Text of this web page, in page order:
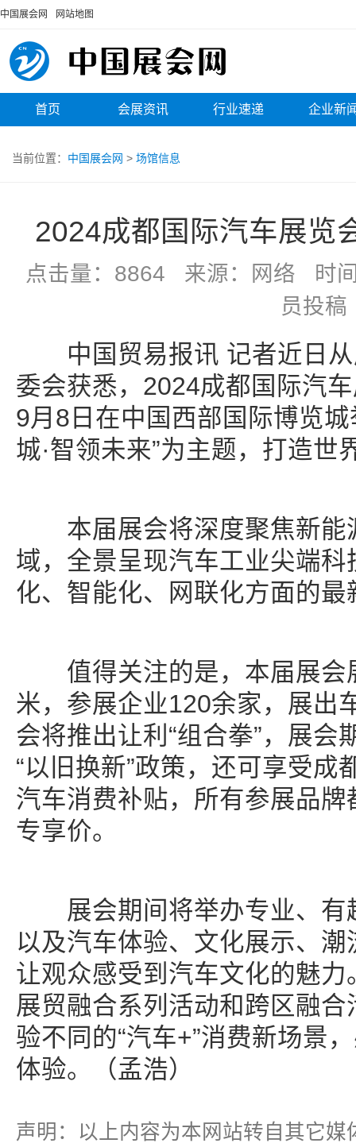
中国展会网 网站地图
首页 会展资讯 行业速递 企业新
当前位置： 中国展会网 > 场馆信息
2024成都国际汽车展览
点击量：8864 来源：网络 时
员投稿
中国贸易报讯 记者近日从
委会获悉，2024成都国际汽
9月8日在中国西部国际博览
城·智领未来”为主题，打造世
本届展会将深度聚焦新能
域，全景呈现汽车工业尖端
化、智能化、网联化方面的最
值得关注的是，本届展会
米，参展企业120余家，展出
会将推出让利“组合拳”，展会
“以旧换新”政策，还可享受成
汽车消费补贴，所有参展品
专享价。
展会期间将举办专业、有
以及汽车体验、文化展示、
让观众感受到汽车文化的魅
展贸融合系列活动和跨区融
验不同的“汽车+”消费新场景
体验。（孟浩）
声明：以上内容为本网站转自其它